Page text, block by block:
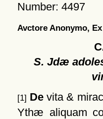
Number: 4497
Avctore Anonymo,
S. Jdæ
[1] De vita &
Ythæ aliquam